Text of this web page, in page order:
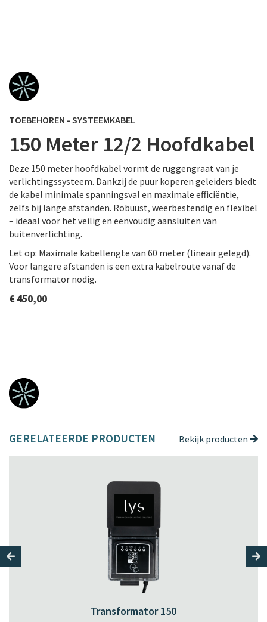
TOEBEHOREN - SYSTEEMKABEL
150 Meter 12/2 Hoofdkabel
Deze 150 meter hoofdkabel vormt de ruggengraat van je
verlichtingssysteem. Dankzij de puur koperen geleiders biedt
de kabel minimale spanningsval en maximale efficiëntie,
zelfs bij lange afstanden. Robuust, weerbestendig en flexibel
– ideaal voor het veilig en eenvoudig aansluiten van
buitenverlichting.
Let op: Maximale kabellengte van 60 meter (lineair gelegd).
Voor langere afstanden is een extra kabelroute vanaf de
transformator nodig.
€ 450,00
Bekijk producten
GERELATEERDE PRODUCTEN
Transformator 150